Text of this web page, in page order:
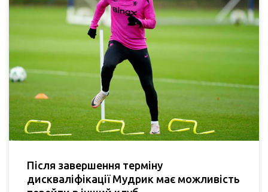
Після завершення терміну
дискваліфікації Мудрик має можливість